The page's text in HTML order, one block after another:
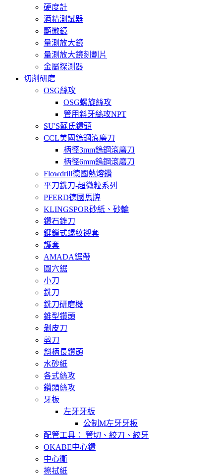
硬度計
酒精測試器
顯微鏡
量測放大鏡
量測放大鏡刻劃片
金屬探測器
切削研磨
OSG絲攻
OSG螺旋絲攻
管用斜牙絲攻NPT
SU'S蘇氏鑽頭
CCL美國鎢鋼滾磨刀
柄徑3mm鎢鋼滾磨刀
柄徑6mm鎢鋼滾磨刀
Flowdrill德國熱熔鑽
平刀銑刀-超微粒系列
PFERD德國馬牌
KLINGSPOR砂紙、砂輪
鑽石銼刀
鍵鎖式螺紋襯套
護套
AMADA鋸帶
圓穴鋸
小刀
銑刀
銑刀研磨機
錐型鑽頭
剝皮刀
剪刀
斜柄長鑽頭
水砂紙
各式絲攻
鑽頭絲攻
牙板
左牙牙板
公制M左牙牙板
配管工具： 管切、絞刀、絞牙
OKABE中心鑽
中心衝
擦拭紙